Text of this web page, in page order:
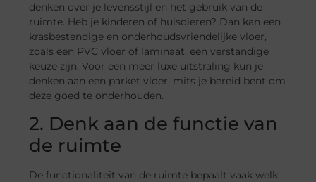
denken over je levensstijl en het gebruik van de
ruimte. Heb je kinderen of huisdieren? Dan kan een
krasbestendige en onderhoudsvriendelijke vloer,
zoals een PVC vloer of laminaat, een verstandige
keuze zijn. Voor een meer luxe uitstraling kun je
denken aan een parket vloer, mits je bereid bent om
deze goed te onderhouden.
2. Denk aan de functie van
de ruimte
De functionaliteit van de ruimte bepaalt vaak welk